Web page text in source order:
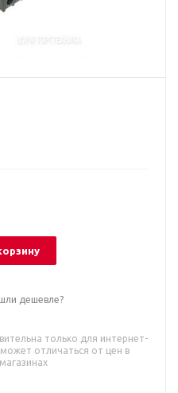
дешевле?
только для интернет-
отличаться от цен в